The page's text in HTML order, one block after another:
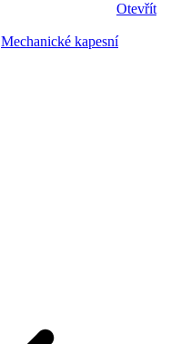
Otevřít
Mechanické kapesní